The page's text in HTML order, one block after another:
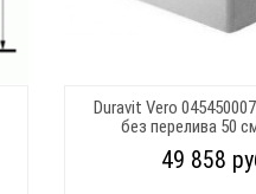
Duravit Vero
без перелива 50
49 858